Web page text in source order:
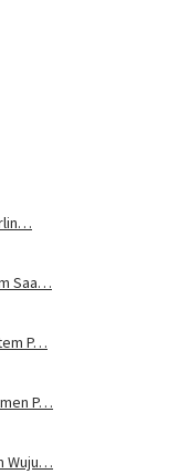
Saa…
P…
P…
Wuju…